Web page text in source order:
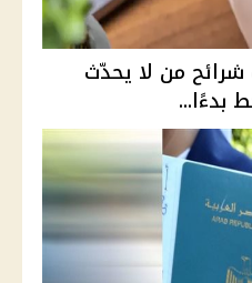
من لا يحدّث
بدءًا...